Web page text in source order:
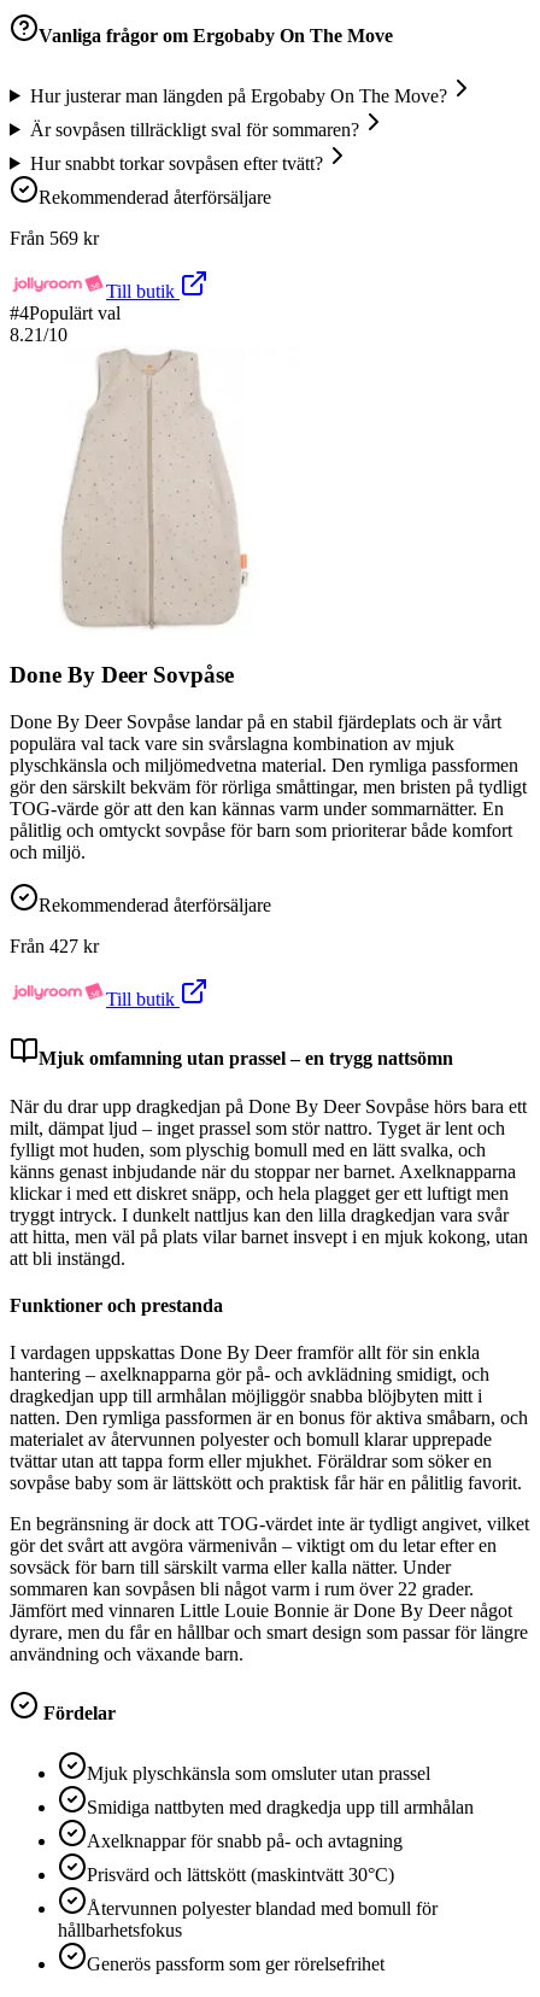
Vanliga frågor om Ergobaby On The Move
Hur justerar man längden på Ergobaby On The Move?
Är sovpåsen tillräckligt sval för sommaren?
Hur snabbt torkar sovpåsen efter tvätt?
Rekommenderad återförsäljare
Från 569 kr
Till butik
#4Populärt val
8.21/10
Done By Deer Sovpåse
Done By Deer Sovpåse landar på en stabil fjärdeplats och är vårt
populära val tack vare sin svårslagna kombination av mjuk
plyschkänsla och miljömedvetna material. Den rymliga passformen
gör den särskilt bekväm för rörliga småttingar, men bristen på tydligt
TOG-värde gör att den kan kännas varm under sommarnätter. En
pålitlig och omtyckt sovpåse för barn som prioriterar både komfort
och miljö.
Rekommenderad återförsäljare
Från 427 kr
Till butik
Mjuk omfamning utan prassel – en trygg nattsömn
När du drar upp dragkedjan på Done By Deer Sovpåse hörs bara ett
milt, dämpat ljud – inget prassel som stör nattro. Tyget är lent och
fylligt mot huden, som plyschig bomull med en lätt svalka, och
känns genast inbjudande när du stoppar ner barnet. Axelknapparna
klickar i med ett diskret snäpp, och hela plagget ger ett luftigt men
tryggt intryck. I dunkelt nattljus kan den lilla dragkedjan vara svår
att hitta, men väl på plats vilar barnet insvept i en mjuk kokong, utan
att bli instängd.
Funktioner och prestanda
I vardagen uppskattas Done By Deer framför allt för sin enkla
hantering – axelknapparna gör på- och avklädning smidigt, och
dragkedjan upp till armhålan möjliggör snabba blöjbyten mitt i
natten. Den rymliga passformen är en bonus för aktiva småbarn, och
materialet av återvunnen polyester och bomull klarar upprepade
tvättar utan att tappa form eller mjukhet. Föräldrar som söker en
sovpåse baby som är lättskött och praktisk får här en pålitlig favorit.
En begränsning är dock att TOG-värdet inte är tydligt angivet, vilket
gör det svårt att avgöra värmenivån – viktigt om du letar efter en
sovsäck för barn till särskilt varma eller kalla nätter. Under
sommaren kan sovpåsen bli något varm i rum över 22 grader.
Jämfört med vinnaren Little Louie Bonnie är Done By Deer något
dyrare, men du får en hållbar och smart design som passar för längre
användning och växande barn.
Fördelar
Mjuk plyschkänsla som omsluter utan prassel
Smidiga nattbyten med dragkedja upp till armhålan
Axelknappar för snabb på- och avtagning
Prisvärd och lättskött (maskintvätt 30°C)
Återvunnen polyester blandad med bomull för
hållbarhetsfokus
Generös passform som ger rörelsefrihet